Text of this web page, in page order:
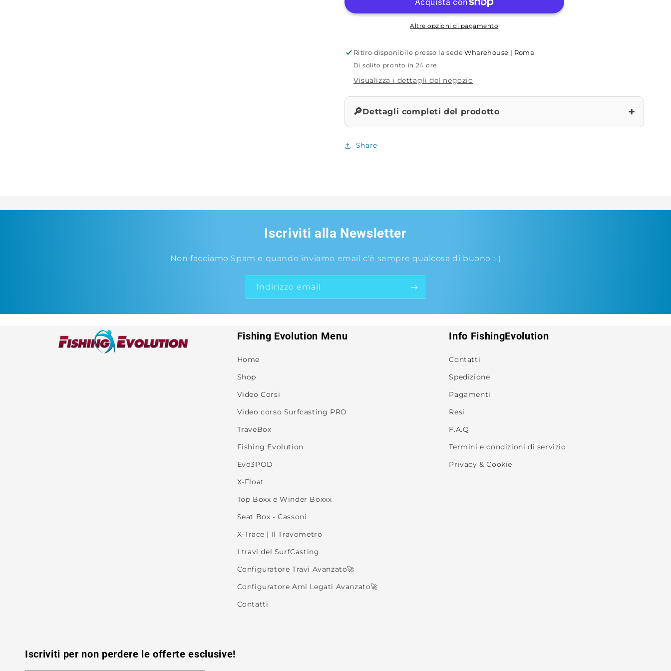
Bass
Bass
Serie
Altre opzioni di pagamento
Ritiro disponibile presso la sedeWharehouse | Roma
Di solito pronto in 24 ore
Visualizza i dettagli del negozio
🔎Dettagli completi del prodotto +
Share
Iscriviti alla Newsletter
Non facciamo Spam e quando inviamo email c'è sempre qualcosa di buono :-)
Indirizzo email
Fishing Evolution Menu
Home
Shop
Video Corsi
Video corso Surfcasting PRO
TraveBox
Fishing Evolution
Evo3POD
X-Float
Top Boxx e Winder Boxxx
Seat Box - Cassoni
X-Trace | Il Travometro
I travi del SurfCasting
Configuratore Travi Avanzato🚀
Configuratore Ami Legati Avanzato🚀
Contatti
Info FishingEvolution
Contatti
Spedizione
Pagamenti
Resi
F.A.Q
Termini e condizioni di servizio
Privacy & Cookie
Iscriviti per non perdere le offerte esclusive!